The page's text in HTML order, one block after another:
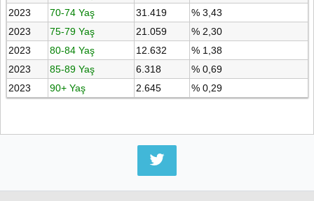
2023
70-74 Yaş 31.419
% 3,43
2023
75-79 Yaş 21.059
% 2,30
2023
80-84 Yaş 12.632
% 1,38
2023
85-89 Yaş 6.318
% 0,69
2023
90+ Yaş 2.645 % 0,29